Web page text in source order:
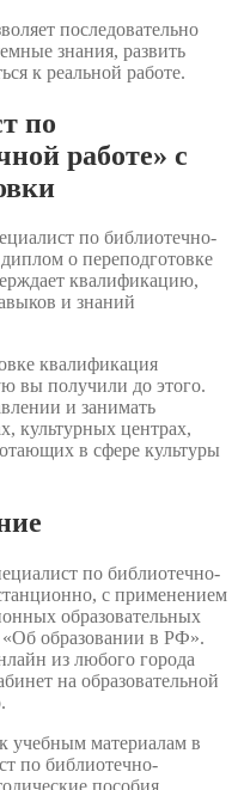
последовательно
знания, развить
к реальной работе.
по
работе» с
по библиотечно-
о переподготовке
квалификацию,
и знаний
квалификация
вы получили до этого.
и занимать
культурных центрах,
в сфере культуры
по библиотечно-
с применением
образовательных
«Об образовании в РФ».
из любого города
на образовательной
учебным материалам в
по библиотечно-